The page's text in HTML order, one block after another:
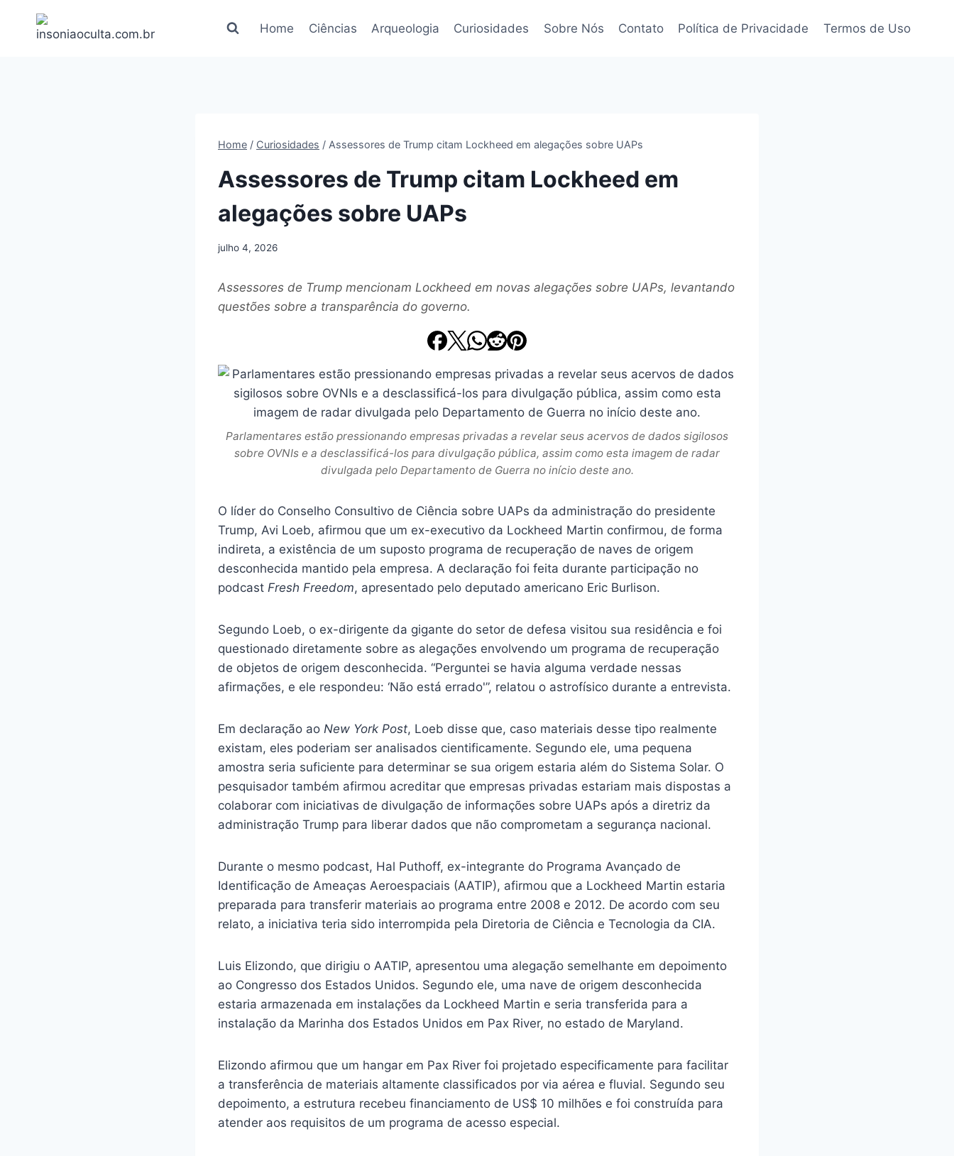
Home Ciências Arqueologia Curiosidades Sobre Nós Contato Política de Privacidade Termos de Uso
Home / Curiosidades / Assessores de Trump citam Lockheed em alegações sobre UAPs
Assessores de Trump citam Lockheed em
alegações sobre UAPs
julho 4, 2026
Assessores de Trump mencionam Lockheed em novas alegações sobre UAPs, levantando
questões sobre a transparência do governo.
Parlamentares estão pressionando empresas privadas a revelar seus acervos de dados sigilosos
sobre OVNIs e a desclassificá-los para divulgação pública, assim como esta imagem de radar
divulgada pelo Departamento de Guerra no início deste ano.
O líder do Conselho Consultivo de Ciência sobre UAPs da administração do presidente
Trump, Avi Loeb, afirmou que um ex-executivo da Lockheed Martin confirmou, de forma
indireta, a existência de um suposto programa de recuperação de naves de origem
desconhecida mantido pela empresa. A declaração foi feita durante participação no
podcast Fresh Freedom, apresentado pelo deputado americano Eric Burlison.
Segundo Loeb, o ex-dirigente da gigante do setor de defesa visitou sua residência e foi
questionado diretamente sobre as alegações envolvendo um programa de recuperação
de objetos de origem desconhecida. “Perguntei se havia alguma verdade nessas
afirmações, e ele respondeu: ‘Não está errado'”, relatou o astrofísico durante a entrevista.
Em declaração ao New York Post, Loeb disse que, caso materiais desse tipo realmente
existam, eles poderiam ser analisados cientificamente. Segundo ele, uma pequena
amostra seria suficiente para determinar se sua origem estaria além do Sistema Solar. O
pesquisador também afirmou acreditar que empresas privadas estariam mais dispostas a
colaborar com iniciativas de divulgação de informações sobre UAPs após a diretriz da
administração Trump para liberar dados que não comprometam a segurança nacional.
Durante o mesmo podcast, Hal Puthoff, ex-integrante do Programa Avançado de
Identificação de Ameaças Aeroespaciais (AATIP), afirmou que a Lockheed Martin estaria
preparada para transferir materiais ao programa entre 2008 e 2012. De acordo com seu
relato, a iniciativa teria sido interrompida pela Diretoria de Ciência e Tecnologia da CIA.
Luis Elizondo, que dirigiu o AATIP, apresentou uma alegação semelhante em depoimento
ao Congresso dos Estados Unidos. Segundo ele, uma nave de origem desconhecida
estaria armazenada em instalações da Lockheed Martin e seria transferida para a
instalação da Marinha dos Estados Unidos em Pax River, no estado de Maryland.
Elizondo afirmou que um hangar em Pax River foi projetado especificamente para facilitar
a transferência de materiais altamente classificados por via aérea e fluvial. Segundo seu
depoimento, a estrutura recebeu financiamento de US$ 10 milhões e foi construída para
atender aos requisitos de um programa de acesso especial.